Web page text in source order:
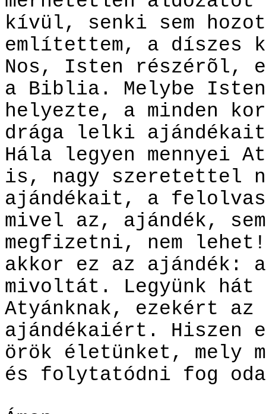
kívül, senki sem
említettem, a díszes
Nos, Isten részérõl,
a Biblia. Melybe
helyezte, a minden
drága lelki
Hála legyen mennyei
is, nagy szeretettel
ajándékait, a
mivel az, ajándék,
megfizetni, nem
akkor ez az ajándék:
mivoltát. Legyünk hát
Atyánknak, ezekért
ajándékaiért. Hiszen
örök életünket, mely
és folytatódni fog